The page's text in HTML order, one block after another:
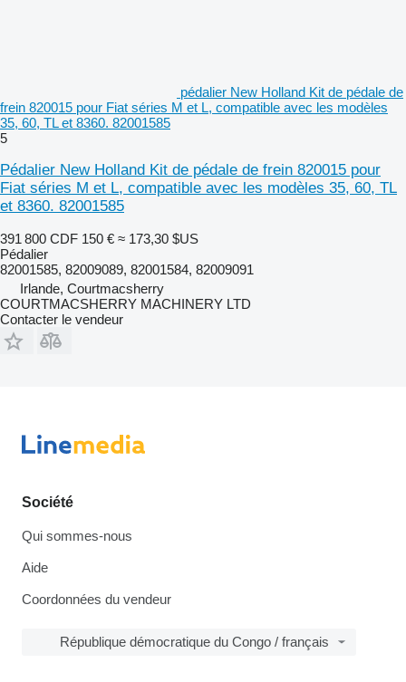
pédalier New Holland Kit de pédale de
frein 820015 pour Fiat séries M et L, compatible avec les modèles
35, 60, TL et 8360. 82001585
5
Pédalier New Holland Kit de pédale de frein 820015 pour
Fiat séries M et L, compatible avec les modèles 35, 60, TL
et 8360. 82001585
391 800 CDF 150 € ≈ 173,30 $US
Pédalier
82001585, 82009089, 82001584, 82009091
Irlande, Courtmacsherry
COURTMACSHERRY MACHINERY LTD
Contacter le vendeur
Société
Qui sommes-nous
Aide
Coordonnées du vendeur
République démocratique du Congo / français